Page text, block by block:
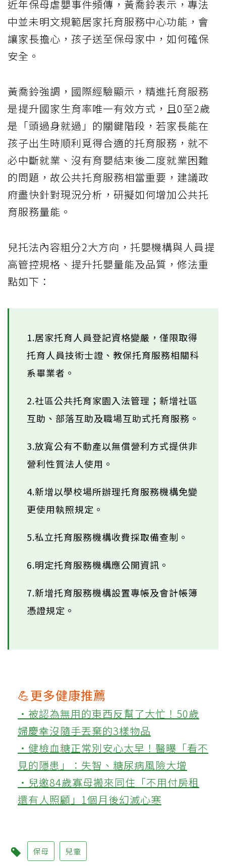
近年保母虐嬰事件頻傳，黃喬鈴表示，專法
中並未明文規範居家托育服務中心功能，會
讓家長擔心，孩子送至保母家中，如何確保
安全。
黃喬鈴強調，國際經驗顯示，精進托育服務
是提升國家生育率唯一有效方式，且0至2歲
是「頭過身就過」的關鍵階段，若家長能在
孩子出生時順利覓得合適的托育服務，就不
必中斷就業、沒有育嬰結束後二度就業困難
的問題，故公共托育服務相當重要，建議政
府盡快針對現況分析，研擬如何增加公共托
育服務量能。
兒托法內容粗分2大方向，托嬰機構與人員提
高管控規格、提升托嬰量能及品質，修法重
點如下：
1.居家托育人員登記資格變嚴，僅限取得
托育人員技術士證、教保托育服務相關科
系畢業者。
2.社區公共托育家園入法管理；新增社區
互助、部落互助及職場互助式托育服務。
3.放寬公有不動產以無償營利方式提供非
營利性質法人使用。
4.新增以學校場所辦理托育服務機構免變
更使用執照規定。
5.私立托育服務機構收費採取備查制。
6.明定托育服務機構應公開資訊。
7.新增托育服務機構設置專帳及會計帳簿
憑證規定。
💪更多健康推薦
‧被認為無用的東西反幫了大忙！50歲
婦慶幸沒隨手丟棄的3樣物品
‧健檢血糖正常別安心太早！醫曝「看不
見的隱患」：失智、糖尿病風險大增
‧兒邀84歲寡母搬來同住「不用付房租
還有人照顧」1個月後幻滅心寒
保母 兒童